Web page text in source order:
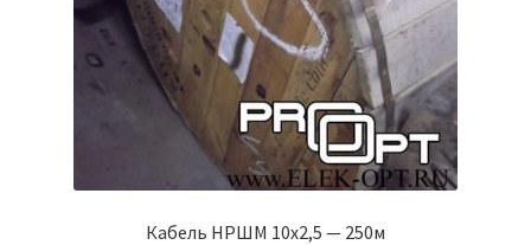
Кабель НРШМ 10х2,5 — 250м